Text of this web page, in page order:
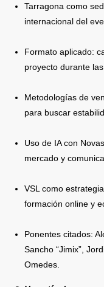
Tarragona como
internacional del
Formato aplicado:
proyecto durante
Metodologías de
para buscar
Uso de IA con
mercado y
VSL como
formación online y
Ponentes citados:
Sancho “Jimix”,
Omedes.